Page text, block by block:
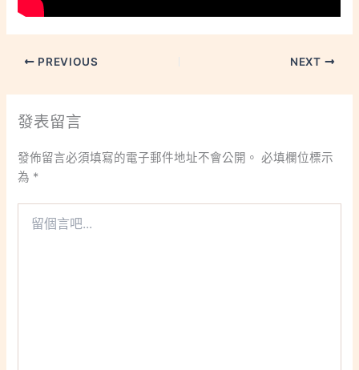
PREVIOUS NEXT
發表留言
發佈留言必須填寫的電子郵件地址不會公開。 必填欄位標示
為 *